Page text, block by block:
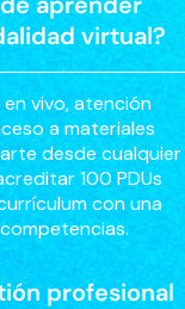
virtual?
vivo, atención
a materiales
desde cualquier
100 PDUs
con una
profesional